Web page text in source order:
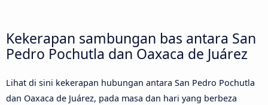
Kekerapan sambungan bas antara San
Pedro Pochutla dan Oaxaca de Juárez
Lihat di sini kekerapan hubungan antara San Pedro Pochutla
dan Oaxaca de Juárez, pada masa dan hari yang berbeza